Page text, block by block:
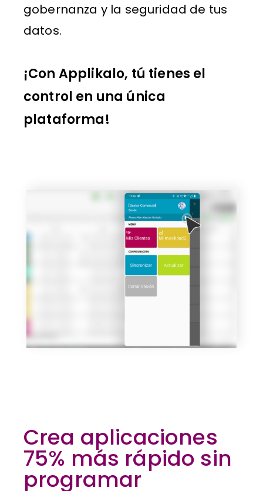
gobernanza y la seguridad de tus
datos.
¡Con Applikalo, tú tienes el
control en una única
plataforma!
Crea aplicaciones
75% más rápido sin
programar